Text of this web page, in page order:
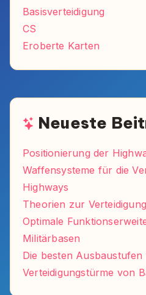
Basisverteidigung
CS
Eroberte Karten
Neueste
Positionierung der
Waffensysteme für die
Highways
Theorien zur
Optimale
Militärbasen
Die besten
Verteidigungstürme von